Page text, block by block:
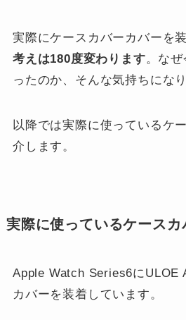
実際にケースカバーカバーを
考えは180度変わります。な
ったのか、そんな気持ちになり
以降では実際に使っているケ
介します。
実際に使っているケースカ
Apple Watch Series6にULOE
カバーを装着しています。